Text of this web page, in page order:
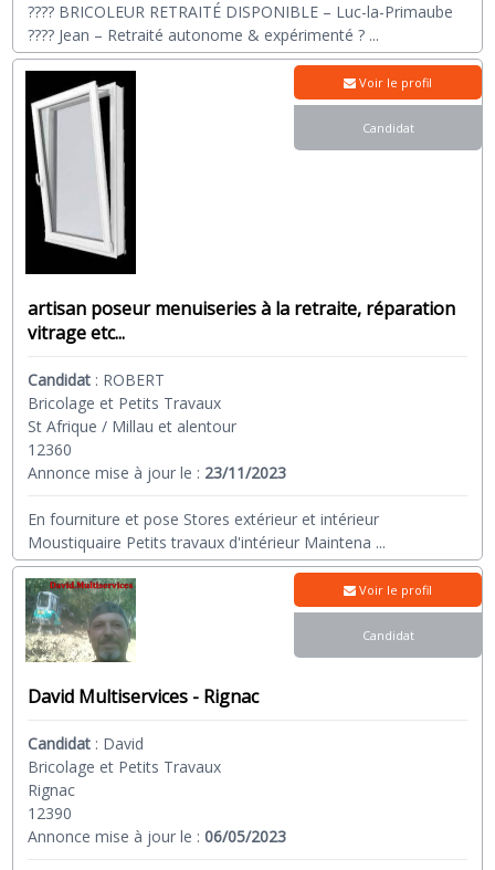
???? BRICOLEUR RETRAITÉ DISPONIBLE – Luc-la-Primaube
???? Jean – Retraité autonome & expérimenté ? ...
artisan poseur menuiseries à la retraite, réparation
vitrage etc...
Candidat : ROBERT
Bricolage et Petits Travaux
St Afrique / Millau et alentour
12360
Annonce mise à jour le : 23/11/2023
En fourniture et pose Stores extérieur et intérieur
Moustiquaire Petits travaux d'intérieur Maintena ...
Voir le profil
Candidat
David Multiservices - Rignac
Candidat : David
Bricolage et Petits Travaux
Rignac
12390
Annonce mise à jour le :06/05/2023
Voir le profil
Candidat